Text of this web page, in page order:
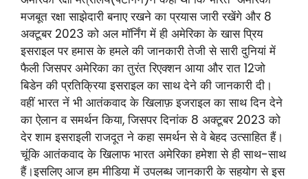
मजबूत रक्षा साझेदारी बनाए रखने का प्रयास जारी रखेंगे और 8
अक्टूबर 2023 को अल मॉर्निंग में ही अमेरिका के खास प्रिय
इसराइल पर हमास के हमले की जानकारी तेजी से सारी दुनियां में
फैली जिसपर अमेरिका का तुरंत रिएक्शन आया और रात 12जो
बिडेन की प्रतिक्रिया इसराइल का साथ देने की जानकारी दी।
वहीं भारत नें भी आतंकवाद के खिलाफ़ इजराइल का साथ दिन देने
का ऐलान व समर्थन किया, जिसपर दिनांक 8 अक्टूबर 2023 को
देर शाम इसराइली राजदूत ने कहा समर्थन से वे बेहद उत्साहित हैं।
चूंकि आतंकवाद के खिलाफ भारत अमेरिका हमेशा से ही साथ-साथ
हैं।इसलिए आज हम मीडिया में उपलब्ध जानकारी के सहयोग से इस